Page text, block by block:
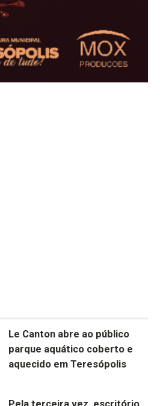
Le Canton abre ao público
parque aquático coberto e
aquecido em Teresópolis
Pela terceira vez, escritório